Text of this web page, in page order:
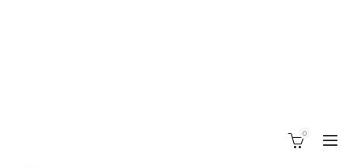
0